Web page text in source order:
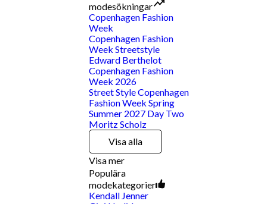
modesökningar
Copenhagen Fashion
Week
Copenhagen Fashion
Week Streetstyle
Edward Berthelot
Copenhagen Fashion
Week 2026
Street Style Copenhagen
Fashion Week Spring
Summer 2027 Day Two
Moritz Scholz
Visa alla
Visa mer
Populära
modekategorier
Kendall Jenner